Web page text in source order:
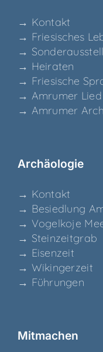
→ Kon­takt
→ Frie­si­sches
→
→ Hei­ra­ten
→ Frie­si­sche
→ Amru­mer Lied
→ Amru­mer
Archäo­lo­gie
→ Kon­takt
→ Besied­lung
→ Vogel­ko­je
→ Stein­zeit­grab
→ Eisen­zeit
→ Wikin­ger­zeit
→ Füh­run­gen
Mit­ma­chen